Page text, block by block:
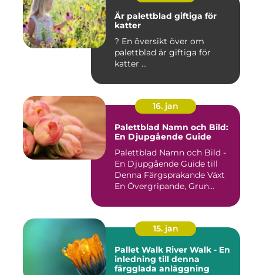
Är palettblad giftiga för
katter
? En översikt över om
palettblad är giftiga för
katter ...
16. jan
Palettblad Namn och Bild:
En Djupgående Guide
Palettblad Namn och Bild -
En Djupgående Guide till
Denna Färgsprakande Växt
En Övergripande, Grun...
15. jan
Pallet Walk River Walk - En
inledning till denna
färgglada anläggning